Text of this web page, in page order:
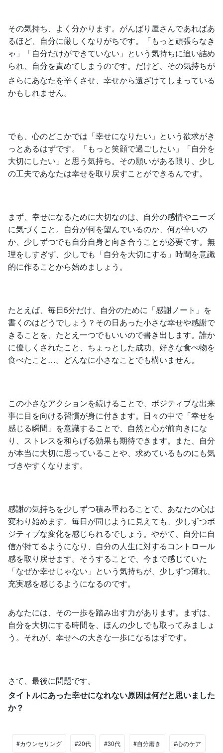
その気持ち、よく分かります。がんばり屋さんであればあ
るほど、自分に厳しくなりがちです。「もっと頑張らなき
ゃ」「自分だけができていない」という気持ちに追い詰め
られ、自分を責めてしまうのです。だけど、その気持ちが
さらにあなたを辛くさせ、幸せから遠ざけてしまっている
かもしれません。
でも、心のどこかでは「幸せになりたい」という欲求がき
っとあるはずです。「もっと笑顔で過ごしたい」「自分を
大切にしたい」と思う気持ち。その願いがある限り、少し
の工夫であなたは幸せを取り戻すことができるんです。
まず、幸せになるために大切なのは、自分の感情やニーズ
に気づくこと。自分が何を望んでいるのか、何が辛いの
か、少しずつでも自分自身と向き合うことが必要です。無
理をしすぎず、少しでも「自分を大切にする」時間を意識
的に作ることから始めましょう。
たとえば、毎日5分だけ、自分のために「感謝ノート」を
書くのはどうでしょう？その日あった小さな幸せや感謝で
きることを、たとえ一つでもいいので書き出します。誰か
に優しくされたこと、ちょっとした成功、好きな食べ物を
食べたこと…。どんなに小さなことでも構いません。
この小さなアクションを続けることで、ポジティブな出来
事に目を向ける習慣が身に付きます。日々の中で「幸せを
感じる瞬間」を意識することで、自然と心が前向きにな
り、ストレスを和らげる効果も期待できます。また、自分
が本当に大切に思っていることや、求めているものにも気
づきやすくなります。
感謝の気持ちを少しずつ積み重ねることで、あなたの心は
変わり始めます。毎日が同じように見えても、少しずつポ
ジティブな変化を感じられるでしょう。やがて、自分に自
信が持てるようになり、自分の人生に対するコントロール
感を取り戻せます。そうすることで、今まで感じていた
「なぜか幸せじゃない」という気持ちが、少しずつ薄れ、
充実感を感じるようになるのです。
あなたには、その一歩を踏み出す力があります。まずは、
自分を大切にする時間を、ほんの少しでも取ってみましょ
う。それが、幸せへの大きな一歩になるはずです。
さて、最後に問題です。
タイトルにあった幸せになれない原因は何だと思いました
か？
#カウンセリング #20代 #30代 #自分磨き #心のケア